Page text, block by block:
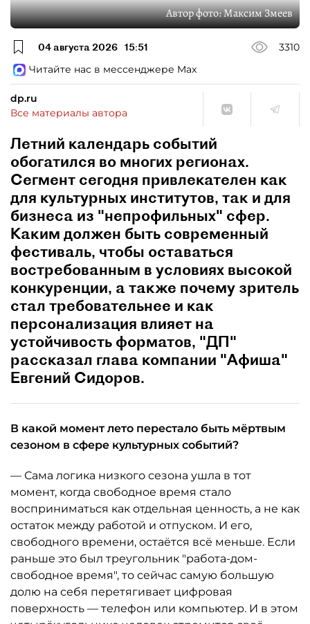
Автор фото:Максим Змеев
04 августа 2026 15:51
3310
Читайте нас в мессенджере Max
dp.ru
Все материалы автора
Летний календарь событий
обогатился во многих регионах.
Сегмент сегодня привлекателен как
для культурных институтов, так и для
бизнеса из "непрофильных" сфер.
Каким должен быть современный
фестиваль, чтобы оставаться
востребованным в условиях высокой
конкуренции, а также почему зритель
стал требовательнее и как
персонализация влияет на
устойчивость форматов, "ДП"
рассказал глава компании "Афиша"
Евгений Сидоров.
В какой момент лето перестало быть мёртвым
сезоном в сфере культурных событий?
— Сама логика низкого сезона ушла в тот
момент, когда свободное время стало
восприниматься как отдельная ценность, а не как
остаток между работой и отпуском. И его,
свободного времени, остаётся всё меньше. Если
раньше это был треугольник "работа-дом-
свободное время", то сейчас самую большую
долю на себя перетягивает цифровая
поверхность — телефон или компьютер. И в этом